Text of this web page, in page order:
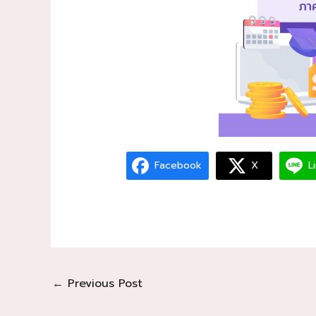
Facebook X
← Previous Post